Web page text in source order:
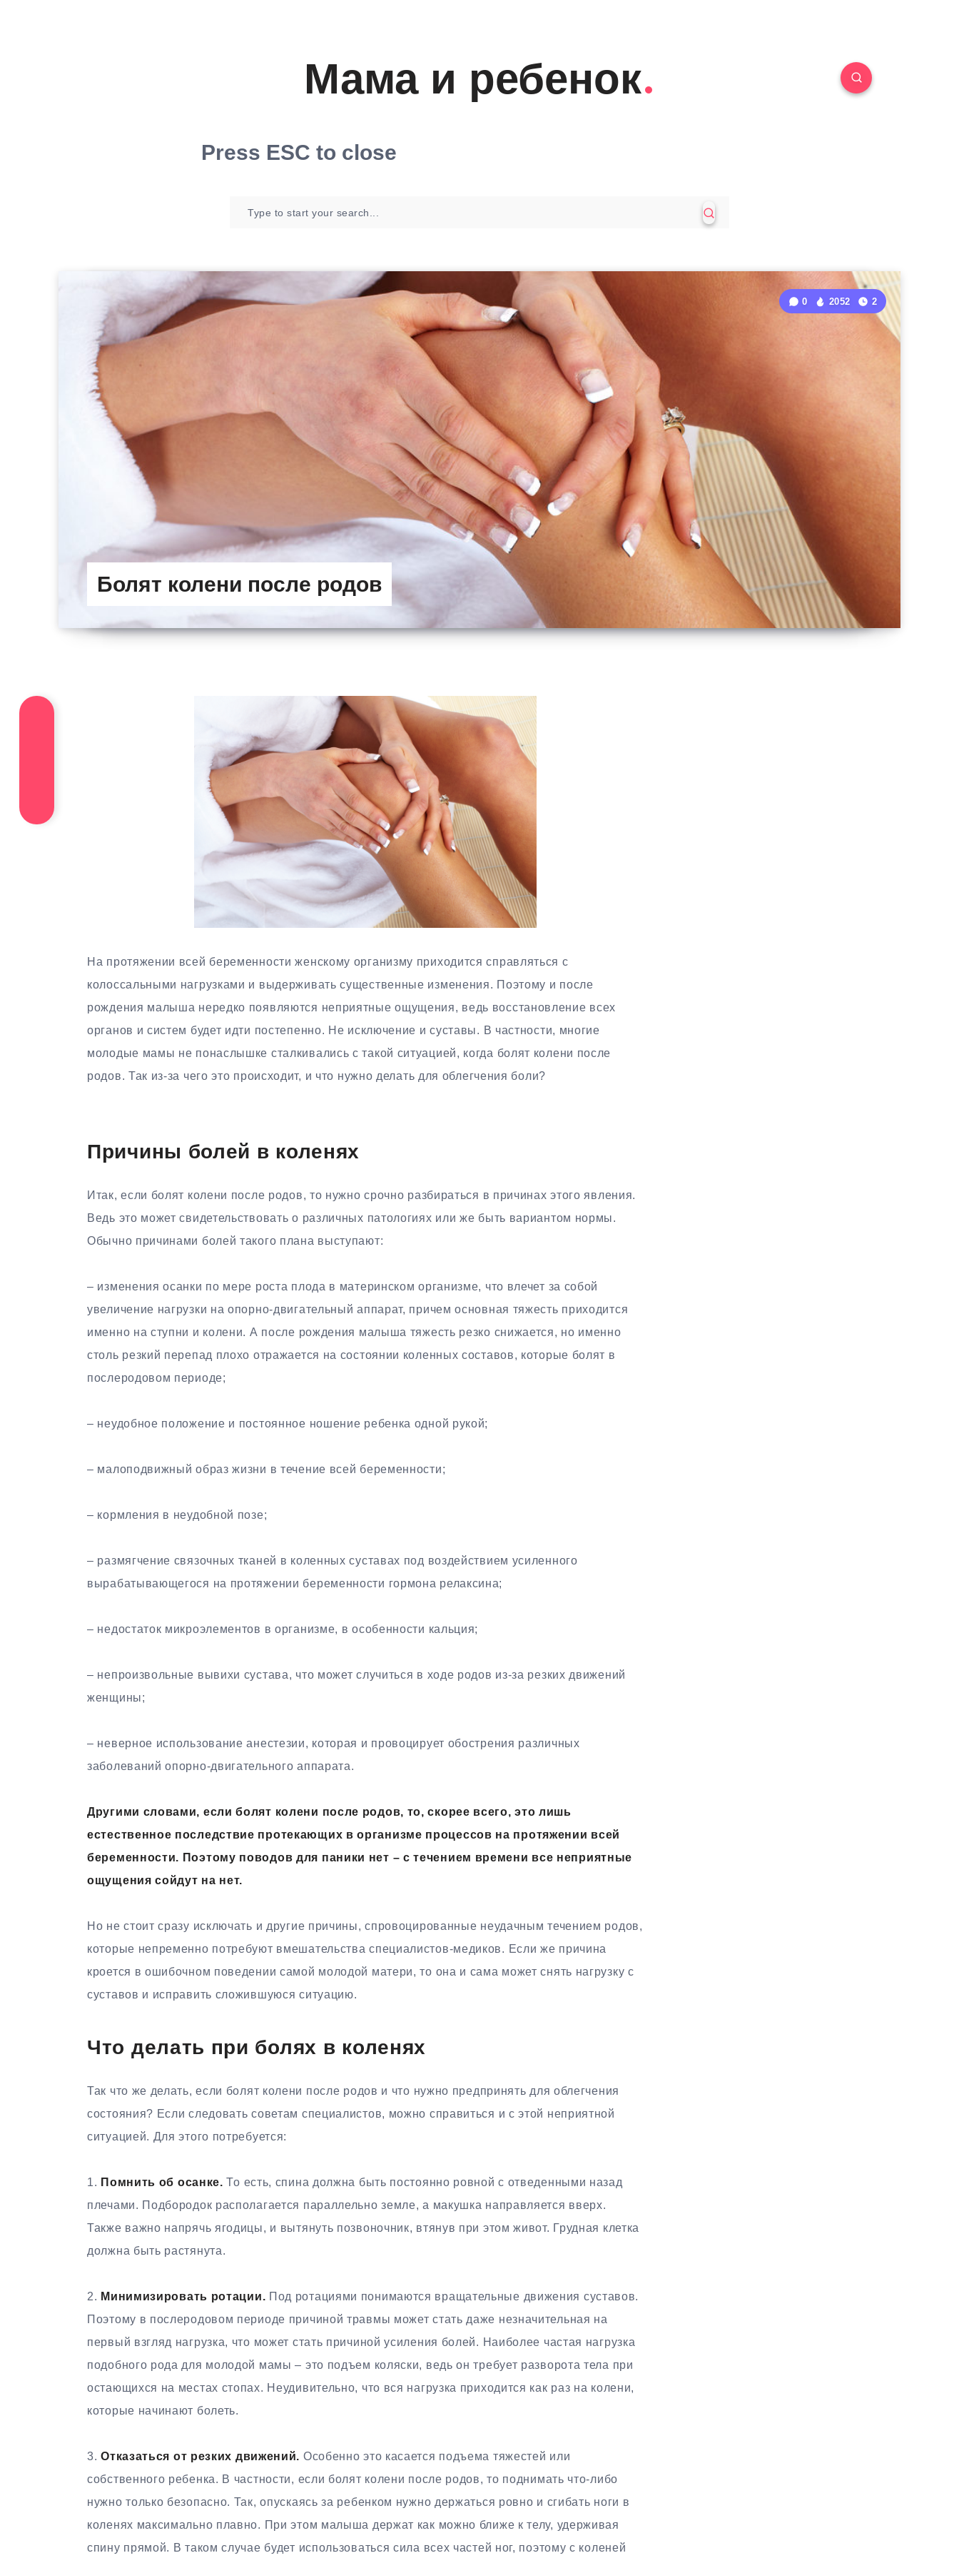
Мама и ребенок
Press ESC to close
Болят колени после родов
0 2052 2
На протяжении всей беременности женскому организму приходится справляться с
колоссальными нагрузками и выдерживать существенные изменения. Поэтому и после
рождения малыша нередко появляются неприятные ощущения, ведь восстановление всех
органов и систем будет идти постепенно. Не исключение и суставы. В частности, многие
молодые мамы не понаслышке сталкивались с такой ситуацией, когда болят колени после
родов. Так из-за чего это происходит, и что нужно делать для облегчения боли?
Причины болей в коленях
Итак, если болят колени после родов, то нужно срочно разбираться в причинах этого явления.
Ведь это может свидетельствовать о различных патологиях или же быть вариантом нормы.
Обычно причинами болей такого плана выступают:
– изменения осанки по мере роста плода в материнском организме, что влечет за собой
увеличение нагрузки на опорно-двигательный аппарат, причем основная тяжесть приходится
именно на ступни и колени. А после рождения малыша тяжесть резко снижается, но именно
столь резкий перепад плохо отражается на состоянии коленных составов, которые болят в
послеродовом периоде;
– неудобное положение и постоянное ношение ребенка одной рукой;
– малоподвижный образ жизни в течение всей беременности;
– кормления в неудобной позе;
– размягчение связочных тканей в коленных суставах под воздействием усиленного
вырабатывающегося на протяжении беременности гормона релаксина;
– недостаток микроэлементов в организме, в особенности кальция;
– непроизвольные вывихи сустава, что может случиться в ходе родов из-за резких движений
женщины;
– неверное использование анестезии, которая и провоцирует обострения различных
заболеваний опорно-двигательного аппарата.
Другими словами, если болят колени после родов, то, скорее всего, это лишь
естественное последствие протекающих в организме процессов на протяжении всей
беременности. Поэтому поводов для паники нет – с течением времени все неприятные
ощущения сойдут на нет.
Но не стоит сразу исключать и другие причины, спровоцированные неудачным течением родов,
которые непременно потребуют вмешательства специалистов-медиков. Если же причина
кроется в ошибочном поведении самой молодой матери, то она и сама может снять нагрузку с
суставов и исправить сложившуюся ситуацию.
Что делать при болях в коленях
Так что же делать, если болят колени после родов и что нужно предпринять для облегчения
состояния? Если следовать советам специалистов, можно справиться и с этой неприятной
ситуацией. Для этого потребуется:
1.​ Помнить об осанке. То есть, спина должна быть постоянно ровной с отведенными назад
плечами. Подбородок располагается параллельно земле, а макушка направляется вверх.
Также важно напрячь ягодицы, и вытянуть позвоночник, втянув при этом живот. Грудная клетка
должна быть растянута.
2.​ Минимизировать ротации. Под ротациями понимаются вращательные движения суставов.
Поэтому в послеродовом периоде причиной травмы может стать даже незначительная на
первый взгляд нагрузка, что может стать причиной усиления болей. Наиболее частая нагрузка
подобного рода для молодой мамы – это подъем коляски, ведь он требует разворота тела при
остающихся на местах стопах. Неудивительно, что вся нагрузка приходится как раз на колени,
которые начинают болеть.
3.​Отказаться от резких движений. Особенно это касается подъема тяжестей или
собственного ребенка. В частности, если болят колени после родов, то поднимать что-либо
нужно только безопасно. Так, опускаясь за ребенком нужно держаться ровно и сгибать ноги в
коленях максимально плавно. При этом малыша держат как можно ближе к телу, удерживая
спину прямой. В таком случае будет использоваться сила всех частей ног, поэтому с коленей